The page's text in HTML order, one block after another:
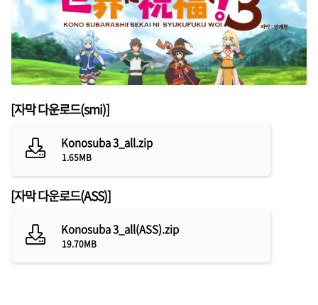
글 전체 목록 보기
공지 45
자막 공간 328
음악 공간
[자막 다운로드(smi)]
Konosuba 3_all.zip
1.65MB
[자막 다운로드(ASS)]
Konosuba 3_all(ASS).zip
19.70MB